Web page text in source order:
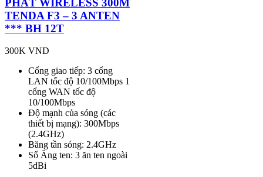
TENDA F3 – 3 ANTEN
*** BH 12T
300K VND
Cổng giao tiếp: 3 cổng
LAN tốc độ 10/100Mbps 1
cổng WAN tốc độ
10/100Mbps
Độ mạnh của sóng (các
thiết bị mạng): 300Mbps
(2.4GHz)
Băng tần sóng: 2.4GHz
Số Ăng ten: 3 ăn ten ngoài
5dBi